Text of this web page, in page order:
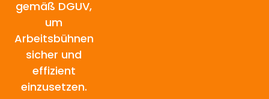
gemäß DGUV,
um
Arbeitsbühnen
sicher und
effizient
einzusetzen.